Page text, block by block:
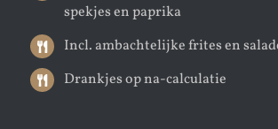
spekjes en paprika
Incl. ambachtelijke frites en
Drankjes op na-calculatie